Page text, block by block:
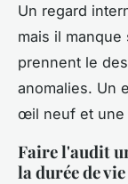
Un regard
mais il manque
prennent le
anomalies. Un
œil neuf et une
Faire l'audit
la durée de